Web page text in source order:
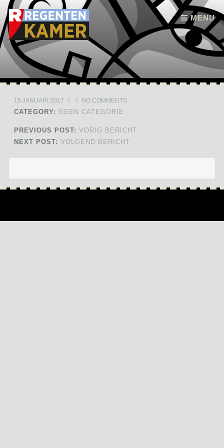
MENU
Skip to content
15 JANUARI 2017 / / NO COMMENTS
CATEGORY: GEEN CATEGORIE
PREVIOUS POST: VORIG BERICHT
NEXT POST: VOLGEND BERICHT